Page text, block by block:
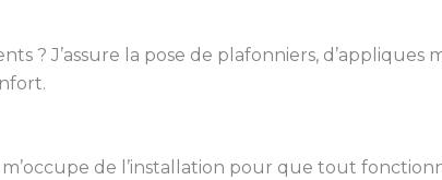
? J’assure la pose de plafonniers, d’appliques
de l’installation pour que tout